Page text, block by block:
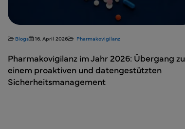
Blogs 16. April 2026 Pharmakovigilanz
Pharmakovigilanz im Jahr 2026: Übergang zu
einem proaktiven und datengestützten
Sicherheitsmanagement